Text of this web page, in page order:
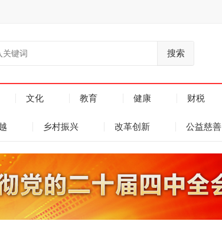
搜索
文化 教育 健康 财税
乡村振兴 改革创新 公益慈善